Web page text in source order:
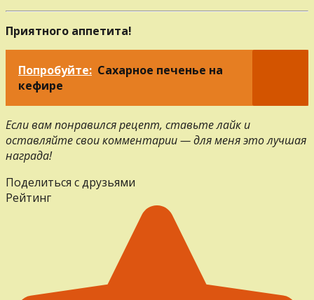
Приятного аппетита!
Попробуйте: Сахарное печенье на
кефире
Если вам понравился рецепт, ставьте лайк и
оставляйте свои комментарии — для меня это лучшая
награда!
Поделиться с друзьями
Рейтинг